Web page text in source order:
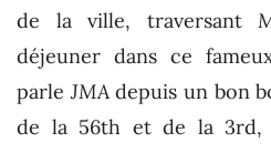
de la ville, traversant
déjeuner dans ce
parleJMAdepuis un bon
de la 56th et de la